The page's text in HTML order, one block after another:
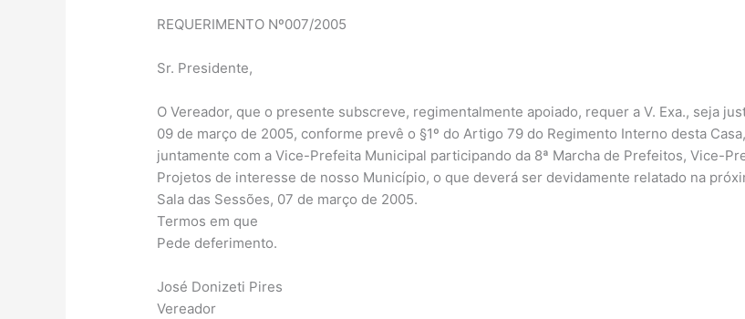
REQUERIMENTO Nº007/2005
Sr. Presidente,
O Vereador, que o presente subscreve, regimentalmente apoiado, requer a V. Exa., seja
09 de março de 2005, conforme prevê o §1º do Artigo 79 do Regimento Interno desta
juntamente com a Vice-Prefeita Municipal participando da 8ª Marcha de Prefeitos, Vice-
Projetos de interesse de nosso Município, o que deverá ser devidamente relatado na
Sala das Sessões, 07 de março de 2005.
Termos em que
Pede deferimento.
José Donizeti Pires
Vereador